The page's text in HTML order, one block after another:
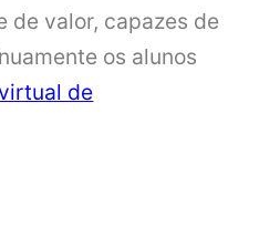
de valor, capazes de
os alunos
de